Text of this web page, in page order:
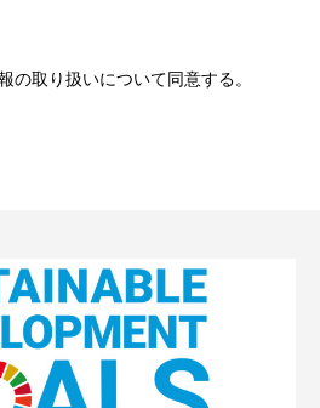
の取り扱いについて同意する。